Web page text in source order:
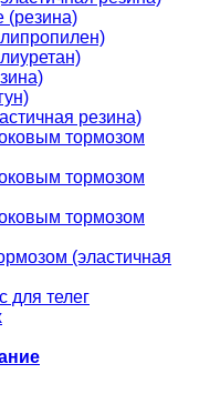
(резина)
резина)
тормозом
тормозом
тормозом
(эластичная
для телег